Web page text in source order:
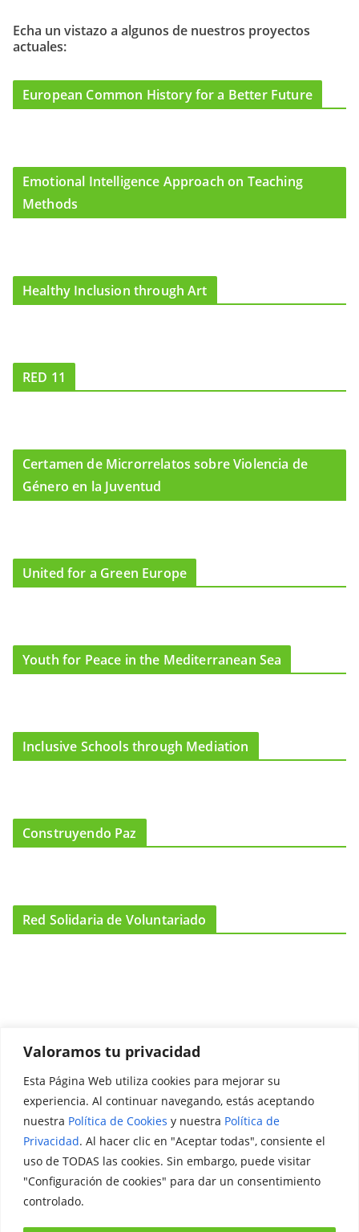
Valoramos tu privacidad
Esta Página Web utiliza cookies para mejorar su
experiencia. Al continuar navegando, estás aceptando
nuestra Política de Cookies y nuestra Política de
Privacidad. Al hacer clic en "Aceptar todas", consiente el
uso de TODAS las cookies. Sin embargo, puede visitar
"Configuración de cookies" para dar un consentimiento
controlado.
o
o
g
r
m
b
Echa un vistazo a algunos de nuestros proyectos
actuales:
European Common History for a Better Future
Emotional Intelligence Approach on Teaching
Methods
Healthy Inclusion through Art
RED 11
Certamen de Microrrelatos sobre Violencia de
Género en la Juventud
United for a Green Europe
Youth for Peace in the Mediterranean Sea
Inclusive Schools through Mediation
Construyendo Paz
Red Solidaria de Voluntariado
Promociónate
Legal
Aviso Legal
Política de Privacidad
Política de Cookies